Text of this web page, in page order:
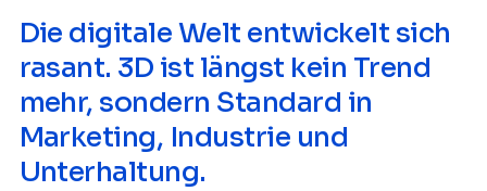
Die digitale Welt entwickelt sich
rasant. 3D ist längst kein Trend
mehr, sondern Standard in
Marketing, Industrie und
Unterhaltung.